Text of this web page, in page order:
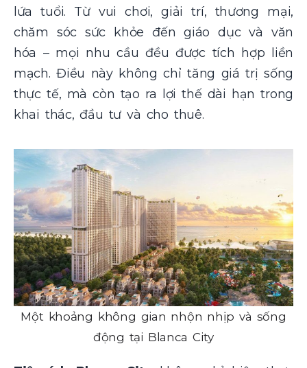
lứa tuổi. Từ vui chơi, giải trí, thương mại,
chăm sóc sức khỏe đến giáo dục và văn
hóa – mọi nhu cầu đều được tích hợp liền
mạch. Điều này không chỉ tăng giá trị sống
thực tế, mà còn tạo ra lợi thế dài hạn trong
khai thác, đầu tư và cho thuê.
Một khoảng không gian nhộn nhịp và sống
động tại Blanca City